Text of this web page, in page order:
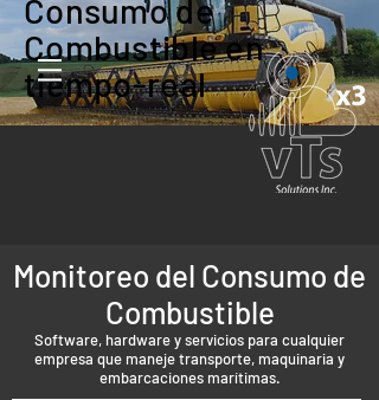
Consumo de
Combustible en
tiempo-real
Monitoreo del Consumo de
Combustible
Software, hardware y servicios para cualquier
empresa que maneje transporte, maquinaria y
embarcaciones marítimas.